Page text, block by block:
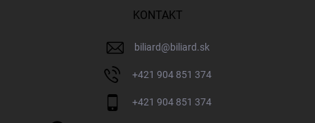
KONTAKT
biliard@biliard.sk
+421 904 851 374
+421 904 851 374